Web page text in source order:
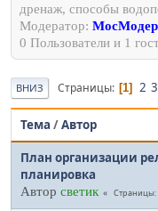
дренаж, способы
Модератор: МосМодер
0 Пользователи и 1
ВНИЗ Страницы 1 2 3
Тема /Автор
План организации
планировка
Автор светик Страницы